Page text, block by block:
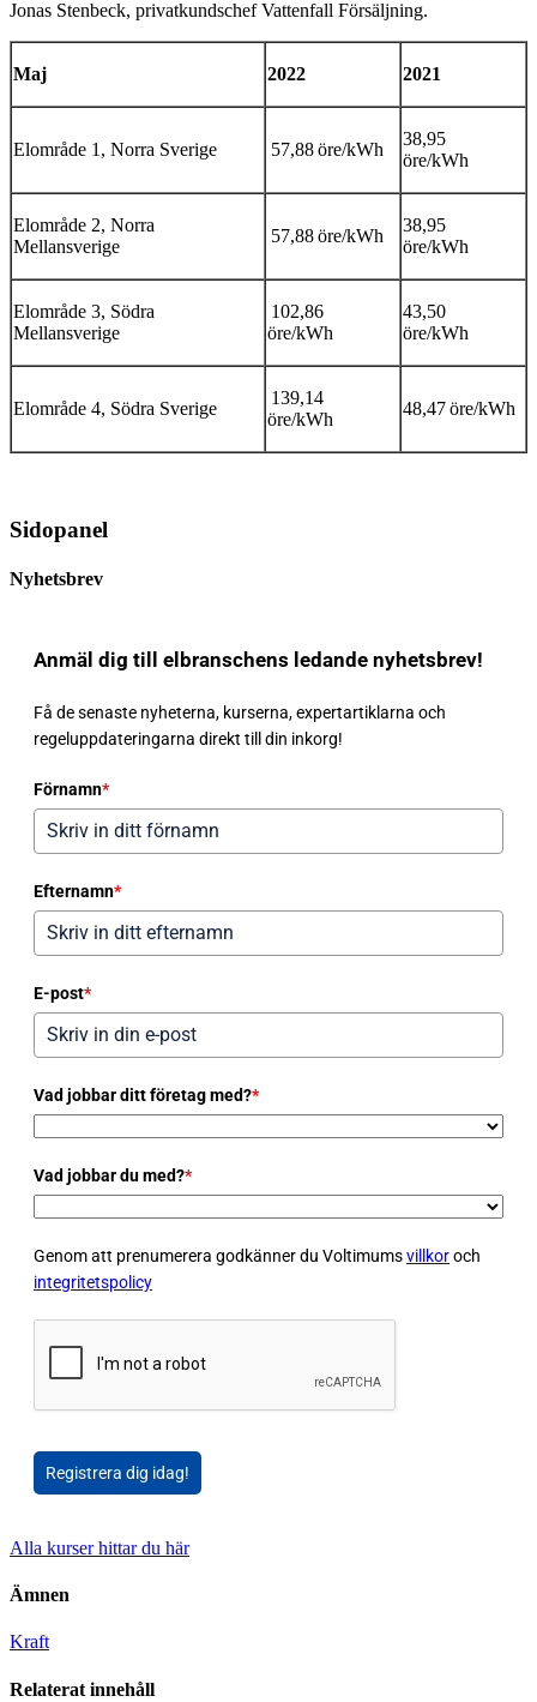
Jonas Stenbeck, privatkundschef Vattenfall Försäljning.
Maj 2022 2021
Elområde 1, Norra Sverige 57,88 öre/kWh
38,95
öre/kWh
Elområde 2, Norra
Mellansverige
57,88 öre/kWh
38,95
öre/kWh
Elområde 3, Södra
Mellansverige
102,86
öre/kWh
43,50
öre/kWh
Elområde 4, Södra Sverige
139,14
öre/kWh
48,47 öre/kWh
Sidopanel
Nyhetsbrev
Anmäl dig till elbranschens ledande nyhetsbrev!
Få de senaste nyheterna, kurserna, expertartiklarna och
regeluppdateringarna direkt till din inkorg!
Förnamn*
Efternamn*
E-post*
Vad jobbar ditt företag med?*
Vad jobbar du med?*
Genom att prenumerera godkänner du Voltimumsvillkoroch
integritetspolicy
Registrera dig idag!
Alla kurser hittar du här
Ämnen
Kraft
Relaterat innehåll